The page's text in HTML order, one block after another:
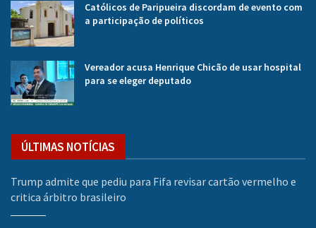
Católicos de Paripueira discordam de evento com
a participação de políticos
Vereador acusa Henrique Chicão de usar hospital
para se eleger deputado
ÚLTIMAS NOTÍCIAS
Trump admite que pediu para Fifa revisar cartão vermelho e
critica árbitro brasileiro